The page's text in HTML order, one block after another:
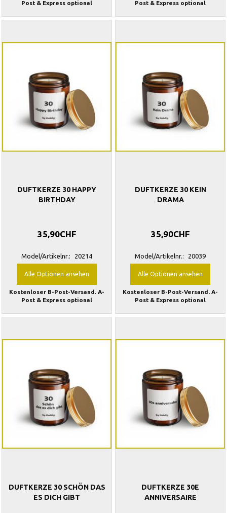
Post & Express optional
Post & Express optional
DUFTKERZE 30 HAPPY
BIRTHDAY
35,90CHF
Model/Artikelnr.: 20214
Alle Optionen ansehen
Kostenloser B-Post-Versand. A-
Post & Express optional
DUFTKERZE 30 KEIN
DRAMA
35,90CHF
Model/Artikelnr.: 20039
Alle Optionen ansehen
Kostenloser B-Post-Versand. A-
Post & Express optional
DUFTKERZE 30 SCHÖN DAS
ES DICH GIBT
DUFTKERZE 30E
ANNIVERSAIRE